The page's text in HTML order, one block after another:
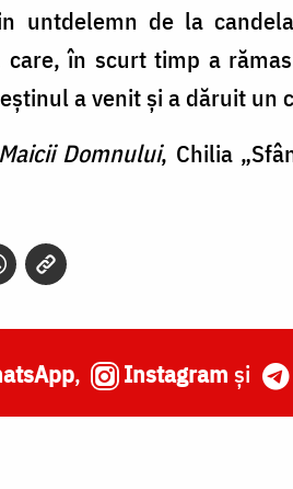
untdelemn de la
în scurt timp a
a venit și a dăruit un
Domnului, Chilia
, Instagram și